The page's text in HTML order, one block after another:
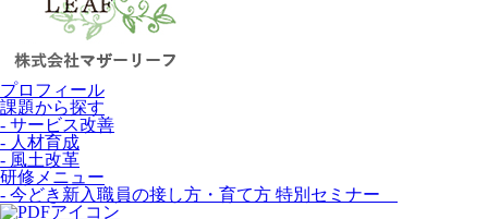
プロフィール
課題から探す
- サービス改善
- 人材育成
- 風土改革
研修メニュー
- 今どき新入職員の接し方・育て方 特別セミナー